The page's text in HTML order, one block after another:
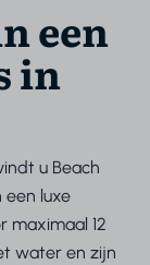
een
in
u Beach
een luxe
maximaal 12
water en zijn